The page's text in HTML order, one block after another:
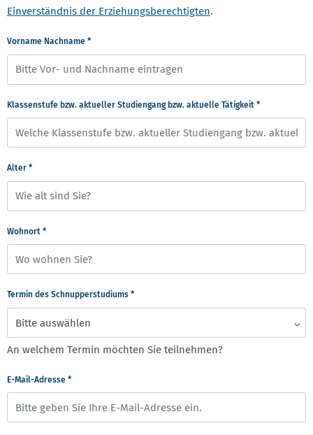
Einverständnis der Erziehungsberechtigten.
Vorname Nachname *
Klassenstufe bzw. aktueller Studiengang bzw. aktuelle Tätigkeit *
Alter *
Wohnort *
Termin des Schnupperstudiums *
An welchem Termin möchten Sie teilnehmen?
E-Mail-Adresse *